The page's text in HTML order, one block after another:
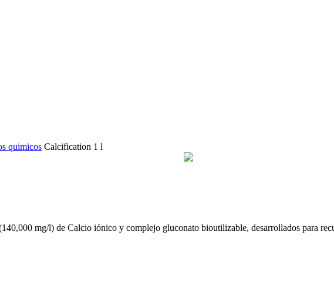
quimicos Calcification 1 l
mg/l) de Calcio iónico y complejo gluconato bioutilizable, desarrollados para